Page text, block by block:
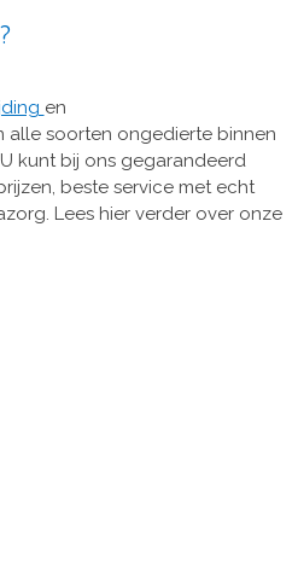
en
alle soorten ongedierte binnen
kunt bij ons gegarandeerd
beste service met echt
Lees hier verder over onze